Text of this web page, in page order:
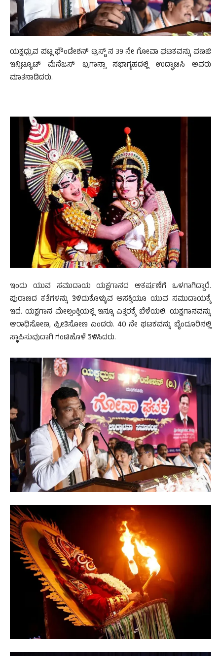
ಯಕ್ಷಧ್ರುವ ಪಟ್ಲ ಫೌಂಡೇಶನ್ ಟ್ರಸ್ಟ್ ನ 39 ನೇ ಗೋವಾ ಘಟಕವನ್ನು ಪಣಜಿ
ಇನ್ಸಿಟ್ಯೂಟ್ ಮೆನೆಜಸ್ ಬ್ರಗಾನ್ಸಾ ಸಭಾಗೃಹದಲ್ಲಿ ಉದ್ಘಾಟಿಸಿ ಅವರು
ಮಾತನಾಡಿದರು.
ಇಂದು ಯುವ ಸಮುದಾಯ ಯಕ್ಷಗಾನದ ಆಕರ್ಷಣೆಗೆ ಒಳಗಾಗಿದ್ದಾರೆ.
ಪುರಾಣದ ಕತೆಗಳನ್ನು ತಿಳಿದುಕೊಳ್ಳುವ ಆಸಕ್ತಿಯೂ ಯುವ ಸಮುದಾಯಕ್ಕೆ
ಇದೆ. ಯಕ್ಷಗಾನ ಮೇಲ್ಪಂಕ್ತಿಯಲ್ಲಿ ಇನ್ನೂ ಎತ್ತರಕ್ಕೆ ಬೆಳೆಯಲಿ. ಯಕ್ಷಗಾನವನ್ನು
ಆರಾಧಿಸೋಣ, ಪ್ರೀತಿಸೋಣ ಎಂದರು. 40 ನೇ ಘಟಕವನ್ನು ಬೈಂದೂರಿನಲ್ಲಿ
ಸ್ಥಾಪಿಸುವುದಾಗಿ ಗಂಟಿಹೊಳೆ ತಿಳಿಸಿದರು.